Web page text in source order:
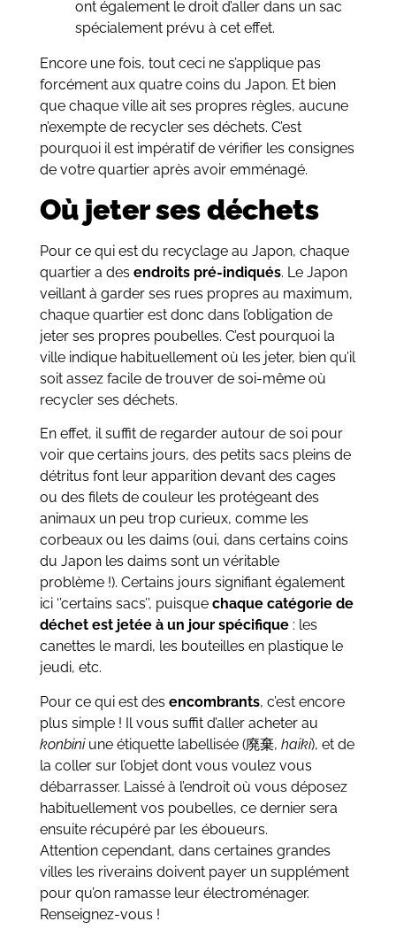
ont également le droit d’aller dans un sac
spécialement prévu à cet effet.
Encore une fois, tout ceci ne s’applique pas
forcément aux quatre coins du Japon. Et bien
que chaque ville ait ses propres règles, aucune
n’exempte de recycler ses déchets. C’est
pourquoi il est impératif de vérifier les consignes
de votre quartier après avoir emménagé.
Où jeter ses déchets
Pour ce qui est du recyclage au Japon, chaque
quartier a des endroits pré-indiqués. Le Japon
veillant à garder ses rues propres au maximum,
chaque quartier est donc dans l’obligation de
jeter ses propres poubelles. C’est pourquoi la
ville indique habituellement où les jeter, bien qu’il
soit assez facile de trouver de soi-même où
recycler ses déchets.
En effet, il suffit de regarder autour de soi pour
voir que certains jours, des petits sacs pleins de
détritus font leur apparition devant des cages
ou des filets de couleur les protégeant des
animaux un peu trop curieux, comme les
corbeaux ou les daims (oui, dans certains coins
du Japon les daims sont un véritable
problème !). Certains jours signifiant également
ici ‘’certains sacs’’, puisquechaque catégorie de
déchet est jetée à un jour spécifique: les
canettes le mardi, les bouteilles en plastique le
jeudi, etc.
Pour ce qui est des encombrants, c’est encore
plus simple ! Il vous suffit d’aller acheter au
konbiniune étiquette labellisée (廃棄, haiki), et de
la coller sur l’objet dont vous voulez vous
débarrasser. Laissé à l’endroit où vous déposez
habituellement vos poubelles, ce dernier sera
ensuite récupéré par les éboueurs.
Attention cependant, dans certaines grandes
villes les riverains doivent payer un supplément
pour qu’on ramasse leur électroménager.
Renseignez-vous !